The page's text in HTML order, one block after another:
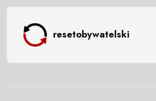
resetobywatelski